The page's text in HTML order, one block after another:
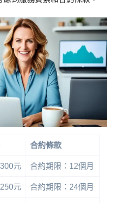
合約條款
元 合約期限：12個月
元 合約期限：24個月